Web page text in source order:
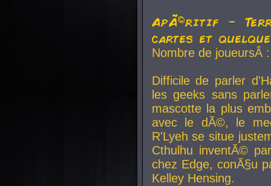
ApÃ©ritif -
cartes et
Nombre de
Difficile de parler
les geeks sans
mascotte la plus
avec le dÃ©, le
R'Lyeh se situe
Cthulhu inventÃ©
chez Edge, conÃ§u
Kelley Hensing.